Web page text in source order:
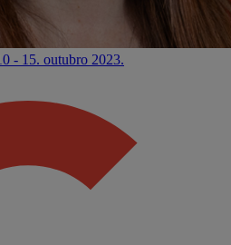
- 15. outubro 2023.